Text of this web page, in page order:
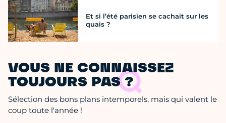
Et si l’été parisien se cachait sur les
quais ?
VOUS NE CONNAISSEZ
TOUJOURS PAS ?
Sélection des bons plans intemporels, mais qui valent le
coup toute l'année !